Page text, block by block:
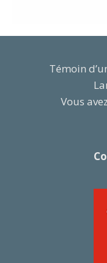
Témoin
Vous